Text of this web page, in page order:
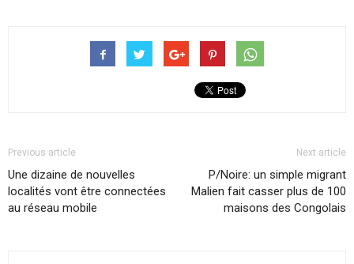
Previous article
Une dizaine de nouvelles
localités vont être connectées
au réseau mobile
Next article
P/Noire: un simple migrant
Malien fait casser plus de 100
maisons des Congolais